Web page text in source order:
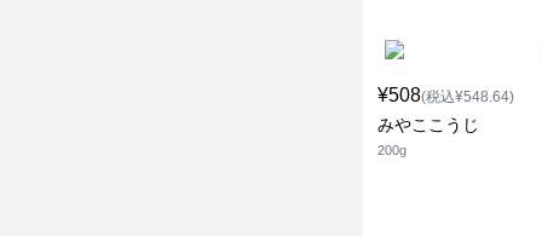
¥508(税込¥548.64)
みやここうじ
200g